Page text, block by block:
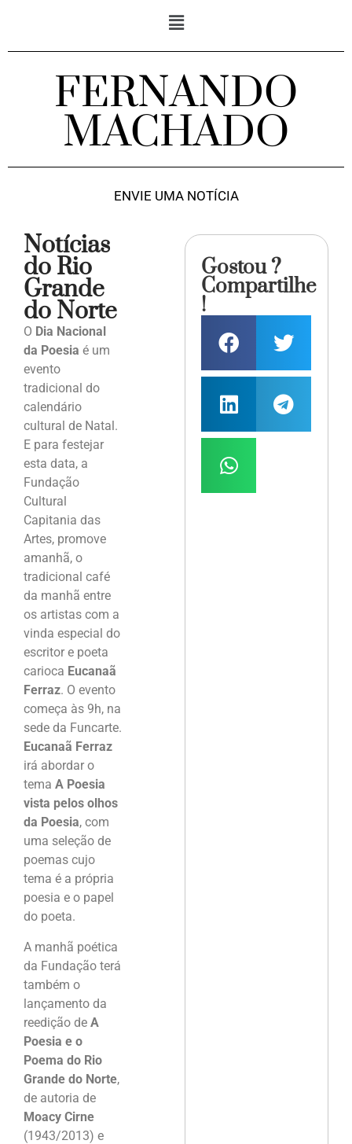
FERNANDO
MACHADO
ENVIE UMA NOTÍCIA
Notícias
do Rio
Grande
do Norte
O Dia Nacional
da Poesia é um
evento
tradicional do
calendário
cultural de Natal.
E para festejar
esta data, a
Fundação
Cultural
Capitania das
Artes, promove
amanhã, o
tradicional café
da manhã entre
os artistas com a
vinda especial do
escritor e poeta
carioca Eucanaã
Ferraz. O evento
começa às 9h, na
sede da Funcarte.
Eucanaã Ferraz
irá abordar o
tema A Poesia
vista pelos olhos
da Poesia, com
uma seleção de
poemas cujo
tema é a própria
poesia e o papel
do poeta.
A manhã poética
da Fundação terá
também o
lançamento da
reedição de A
Poesia e o
Poema do Rio
Grande do Norte,
de autoria de
Moacy Cirne
(1943/2013) e
Gostou ?
Compartilhe
!